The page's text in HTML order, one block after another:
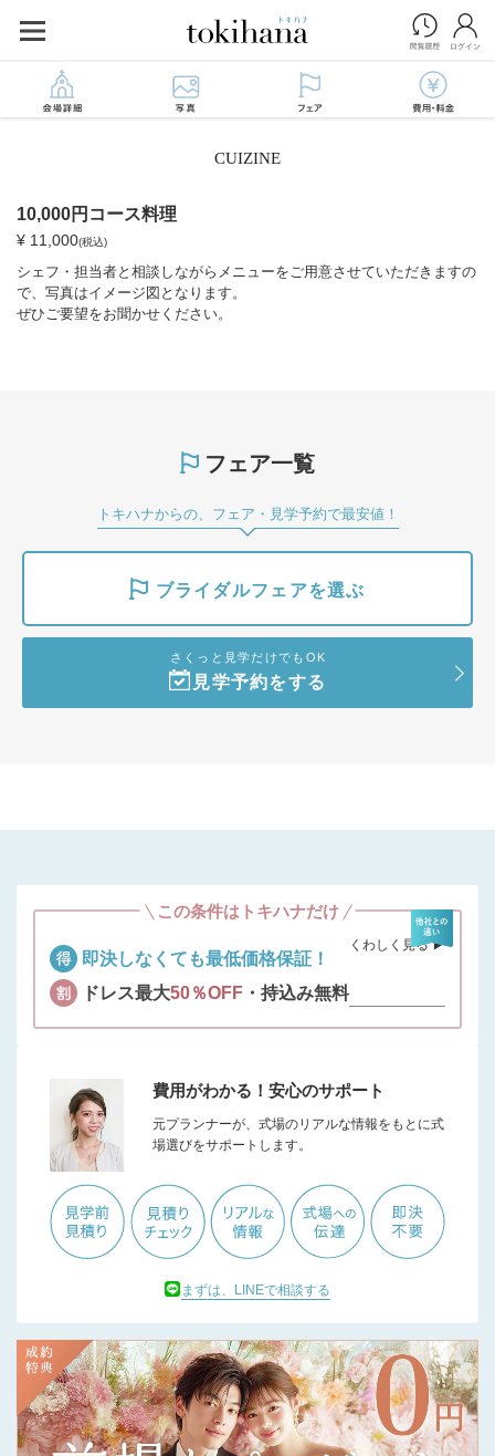
CUIZINE
10,000円コース料理
¥ 11,000(税込)
シェフ・担当者と相談しながらメニューをご用意させていただきますの
で、写真はイメージ図となります。
ぜひご要望をお聞かせください。
フェア一覧
トキハナからの、フェア・見学予約で最安値！
ブライダルフェアを選ぶ
さくっと見学だけでもOK
見学予約をする
この条件はトキハナだけ
即決しなくても最低価格保証！
ドレス最大50％OFF ・持込み無料
くわしく見る ▶︎
費用がわかる！安心のサポート
元プランナーが、式場のリアルな情報をもとに式
場選びをサポートします。
まずは、LINEで相談する